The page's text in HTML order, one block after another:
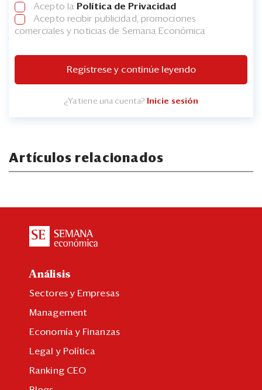
Acepto la Política de Privacidad
Acepto recibir publicidad, promociones
comerciales y noticias de Semana Económica
Regístrese y continúe leyendo
¿Ya tiene una cuenta? Inicie sesión
Artículos relacionados
Análisis
Sectores y Empresas
Management
Economía y Finanzas
Legal y Política
Ranking CEO